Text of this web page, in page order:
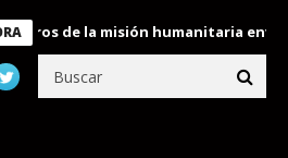
de la misión humanitaria enviada a